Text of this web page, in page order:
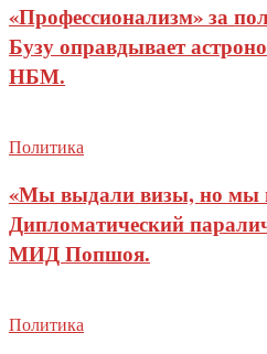
«Профессионализм» за
Бузу оправдывает
НБМ.
Политика
«Мы выдали визы, но мы
Дипломатический
МИД Попшоя.
Политика